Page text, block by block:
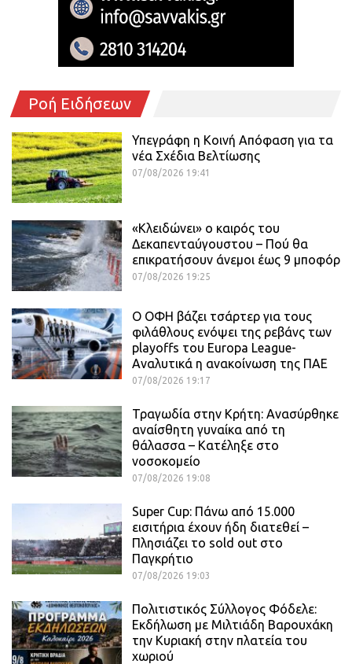
Ροή Ειδήσεων
Υπεγράφη η Κοινή Απόφαση για τα
νέα Σχέδια Βελτίωσης
07/08/2026 19:41
«Κλειδώνει» ο καιρός του
Δεκαπενταύγουστου – Πού θα
επικρατήσουν άνεμοι έως 9 μποφόρ
07/08/2026 19:25
Ο ΟΦΗ βάζει τσάρτερ για τους
φιλάθλους ενόψει της ρεβάνς των
playoffs του Europa League-
Αναλυτικά η ανακοίνωση της ΠΑΕ
07/08/2026 19:17
Τραγωδία στην Κρήτη: Ανασύρθηκε
αναίσθητη γυναίκα από τη
θάλασσα – Κατέληξε στο
νοσοκομείο
07/08/2026 19:08
Super Cup: Πάνω από 15.000
εισιτήρια έχουν ήδη διατεθεί –
Πλησιάζει το sold out στο
Παγκρήτιο
07/08/2026 19:03
Πολιτιστικός Σύλλογος Φόδελε:
Εκδήλωση με Μιλτιάδη Βαρουχάκη
την Κυριακή στην πλατεία του
χωριού